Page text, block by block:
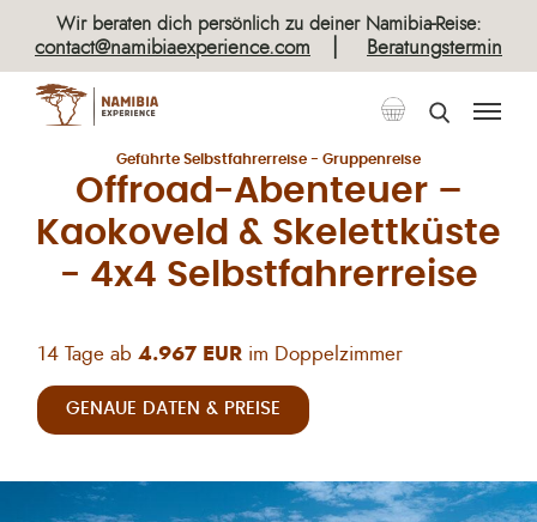
Wir beraten dich persönlich zu deiner Namibia-Reise:
contact@namibiaexperience.com Beratungstermin
Geführte Selbstfahrerreisen
Geführte Selbstfahrerreise - Gruppenreise
Offroad-Abenteuer –
Kaokoveld & Skelettküste
- 4x4 Selbstfahrerreise
14 Tage ab 4.967 EUR im Doppelzimmer
GENAUE DATEN & PREISE
×